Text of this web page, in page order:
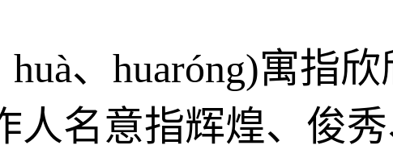
、huaróng)寓指
人名意指辉煌、俊